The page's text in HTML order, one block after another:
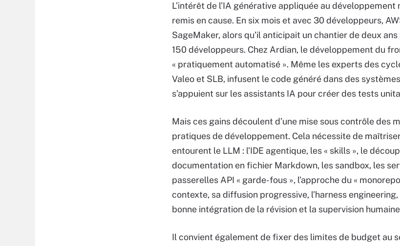
L’intérêt de l’IA générative appliquée au développement
remis en cause. En six mois et avec 30 développeurs,
SageMaker, alors qu’il anticipait un chantier de deux ans
150 développeurs. Chez Ardian, le développement du
« pratiquement automatisé ». Même les experts des
Valeo et SLB, infusent le code généré dans des
s’appuient sur les assistants IA pour créer des tests
Mais ces gains découlent d’une mise sous contrôle des
pratiques de développement. Cela nécessite de
entourent le LLM : l’IDE agentique, les « skills », le
documentation en fichier Markdown, les sandbox, les
passerelles API « garde-fous », l’approche du «
contexte, sa diffusion progressive, l’harness
bonne intégration de la révision et la supervision
Il convient également de fixer des limites de budget au